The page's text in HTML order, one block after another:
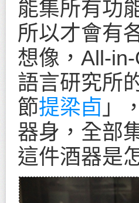
能集所有功
所以才會有
想像，All-
語言研究所
節提梁卣 」
器身，全部
這件酒器是